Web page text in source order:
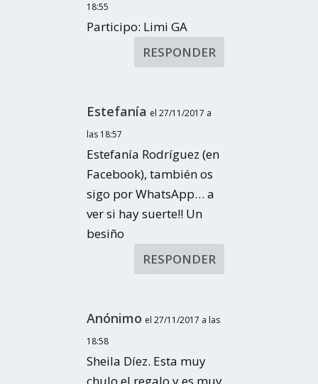
18:55
Participo: Limi GA
RESPONDER
Estefanía el 27/11/2017 a
las 18:57
Estefanía Rodríguez (en
Facebook), también os
sigo por WhatsApp… a
ver si hay suerte!! Un
besiño
RESPONDER
Anónimo el 27/11/2017 a las
18:58
Sheila Díez. Esta muy